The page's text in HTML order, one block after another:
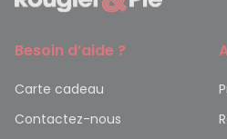
Besoin d’aide ?
Carte cadeau
Contactez-nous